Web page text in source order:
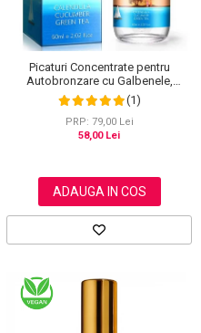
Picaturi Concentrate pentru
Autobronzare cu Galbenele,
Castravete si Ceai verde, Fata si
Corp, Elaimei, 60 ml
(1)
PRP: 79,00 Lei
58,00 Lei
ADAUGA IN COS